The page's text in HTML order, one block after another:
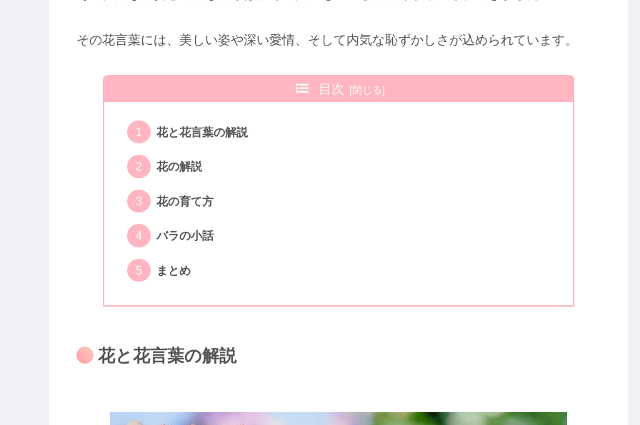
その花言葉には、美しい姿や深い愛情、そして内気な恥ずかしさが込められています。
目次
花と花言葉の解説
花の解説
花の育て方
バラの小話
まとめ
花と花言葉の解説